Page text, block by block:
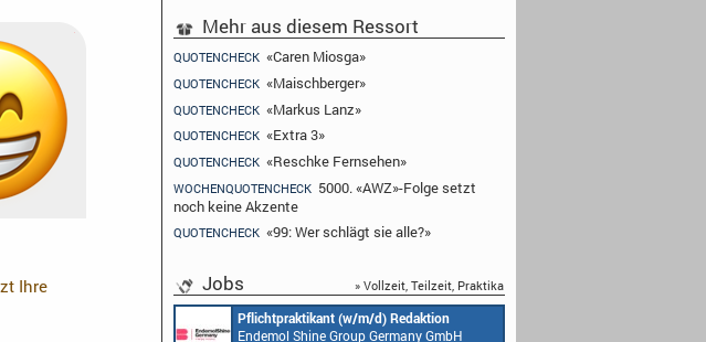
Ihre
Mehr aus diesem Ressort
QUOTENCHECK «Caren Miosga»
QUOTENCHECK «Maischberger»
QUOTENCHECK «Markus Lanz»
QUOTENCHECK «Extra 3»
QUOTENCHECK «Reschke Fernsehen»
WOCHENQUOTENCHECK 5000. «AWZ»-Folge setzt
noch keine Akzente
QUOTENCHECK «99: Wer schlägt sie alle?»
Jobs » Vollzeit, Teilzeit, Praktika
m/d) Redaktion
Redakteur (w/m/d) oder Jungredakteur
(w/m/d)